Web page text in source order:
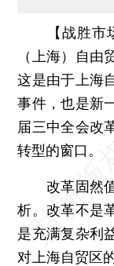
【战胜
（上海）自由
这是由于上海
事件，也是新
届三中全会改
转型的窗口。
改革固然值
析。改革不是
是充满复杂利
对上海自贸区